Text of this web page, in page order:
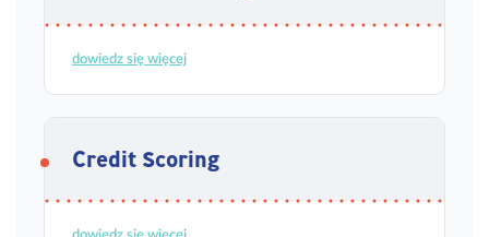
dowiedz się więcej
Credit Scoring